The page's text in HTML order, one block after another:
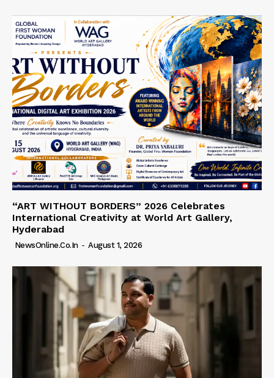
“ART WITHOUT BORDERS” 2026 Celebrates
International Creativity at World Art Gallery,
Hyderabad
NewsOnline.co.in - August 1, 2026